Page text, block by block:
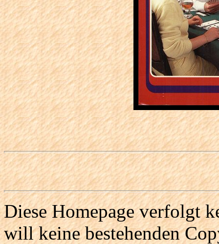
Diese Homepage verfolgt
will keine bestehenden